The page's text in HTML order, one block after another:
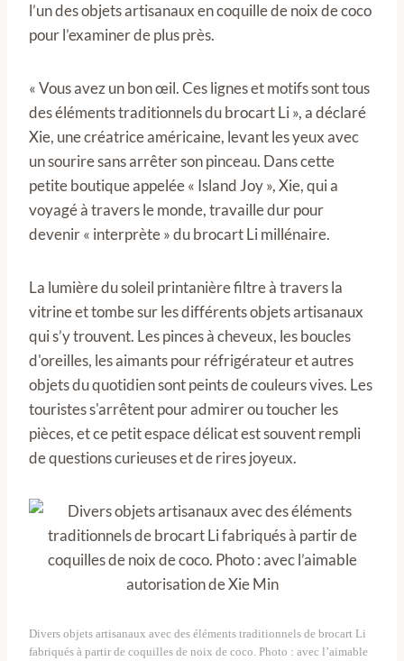
l’un des objets artisanaux en coquille de noix de coco
pour l’examiner de plus près.
« Vous avez un bon œil. Ces lignes et motifs sont tous
des éléments traditionnels du brocart Li », a déclaré
Xie, une créatrice américaine, levant les yeux avec
un sourire sans arrêter son pinceau. Dans cette
petite boutique appelée « Island Joy », Xie, qui a
voyagé à travers le monde, travaille dur pour
devenir « interprète » du brocart Li millénaire.
La lumière du soleil printanière filtre à travers la
vitrine et tombe sur les différents objets artisanaux
qui s’y trouvent. Les pinces à cheveux, les boucles
d'oreilles, les aimants pour réfrigérateur et autres
objets du quotidien sont peints de couleurs vives. Les
touristes s'arrêtent pour admirer ou toucher les
pièces, et ce petit espace délicat est souvent rempli
de questions curieuses et de rires joyeux.
Divers objets artisanaux avec des éléments traditionnels de brocart Li
fabriqués à partir de coquilles de noix de coco. Photo : avec l’aimable